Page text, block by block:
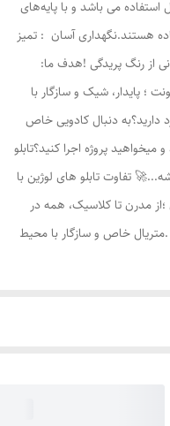
استفاده می باشد و با پایه‌های
هستند.نگهداری آسان : تمیز
از رنگ پریدگی !هدف ما:
؛ پایدار، شیک و سازگار با
دارید؟به دنبال کادویی خاص
پروژه اجرا کنید؟تابلو
تفاوت تابلو های لوژين با
؛از مدرن تا کلاسیک، همه در
.متریال خاص و سازگار با محیط